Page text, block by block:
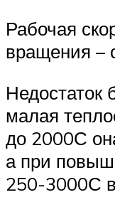
Рабочая
вращения –
Недостаток
малая
до 2000С
а при
250-3000С